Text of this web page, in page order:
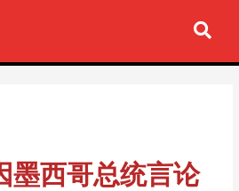
墨西哥总统言论